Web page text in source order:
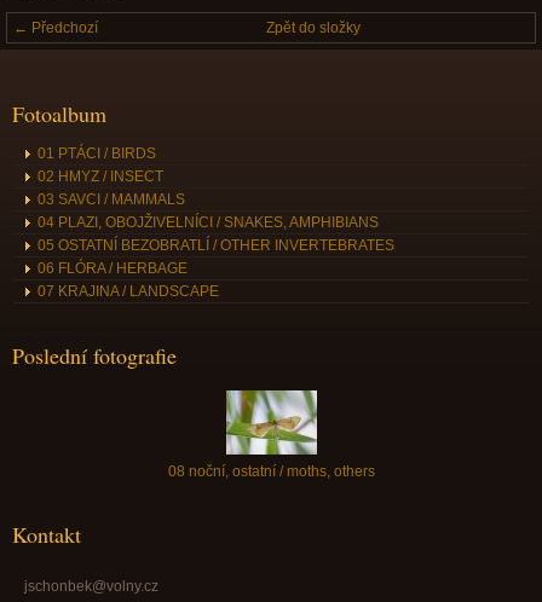
← Předchozí Zpět do složky
Fotoalbum
01 PTÁCI / BIRDS
02 HMYZ / INSECT
03 SAVCI / MAMMALS
04 PLAZI, OBOJŽIVELNÍCI / SNAKES, AMPHIBIANS
05 OSTATNÍ BEZOBRATLÍ / OTHER INVERTEBRATES
06 FLÓRA / HERBAGE
07 KRAJINA / LANDSCAPE
Poslední fotografie
08 noční, ostatní / moths, others
Kontakt
jschonbek@volny.cz